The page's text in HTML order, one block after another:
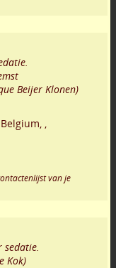
Beijer Klonen)
Belgium,
van je
Kok)